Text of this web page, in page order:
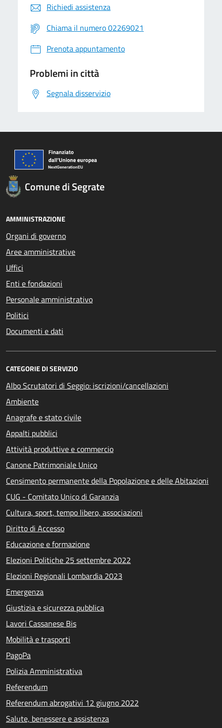
Richiedi assistenza
Chiama il numero 02269021
Prenota appuntamento
Problemi in città
Segnala disservizio
Comune di Segrate
AMMINISTRAZIONE
Organi di governo
Aree amministrative
Uffici
Enti e fondazioni
Personale amministrativo
Politici
Documenti e dati
CATEGORIE DI SERVIZIO
Albo Scrutatori di Seggio: iscrizioni/cancellazioni
Ambiente
Anagrafe e stato civile
Appalti pubblici
Attività produttive e commercio
Canone Patrimoniale Unico
Censimento permanente della Popolazione e delle Abitazioni
CUG - Comitato Unico di Garanzia
Cultura, sport, tempo libero, associazioni
Diritto di Accesso
Educazione e formazione
Elezioni Politiche 25 settembre 2022
Elezioni Regionali Lombardia 2023
Emergenza
Giustizia e sicurezza pubblica
Lavori Cassanese Bis
Mobilità e trasporti
PagoPa
Polizia Amministrativa
Referendum
Referendum abrogativi 12 giugno 2022
Salute, benessere e assistenza